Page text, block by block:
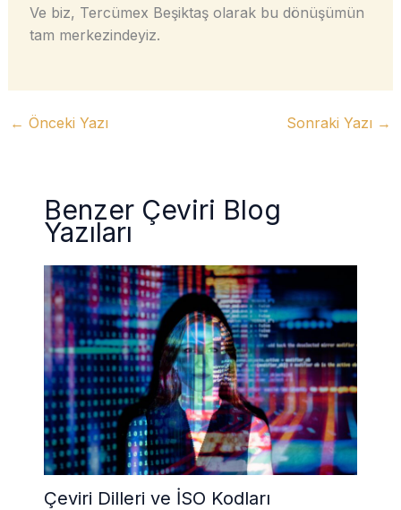
Ve biz, Tercümex Beşiktaş olarak bu dönüşümün
tam merkezindeyiz.
← Önceki Yazı Sonraki Yazı →
Benzer Çeviri Blog
Yazıları
Çeviri Dilleri ve İSO Kodları